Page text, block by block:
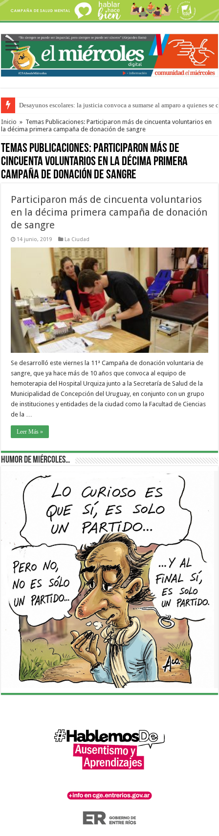
Desayunos escolares: la justicia convoca a sumarse al amparo a quienes se
“La Feria en tu Barrio” para agostocon sus días y horarios
Inicio » Temas Publicaciones: Participaron más de cincuenta voluntarios en
la décima primera campaña de donación de sangre
Temas Publicaciones: Participaron más de
cincuenta voluntarios en la décima primera
campaña de donación de sangre
Participaron más de cincuenta voluntarios
en la décima primera campaña de donación
de sangre
14 junio, 2019 La Ciudad
Se desarrolló este viernes la 11ª Campaña de donación voluntaria de
sangre, que ya hace más de 10 años que convoca al equipo de
hemoterapia del Hospital Urquiza junto a la Secretaría de Salud de la
Municipalidad de Concepción del Uruguay, en conjunto con un grupo
de instituciones y entidades de la ciudad como la Facultad de Ciencias
de la …
Leer Más »
Humor de Miércoles…